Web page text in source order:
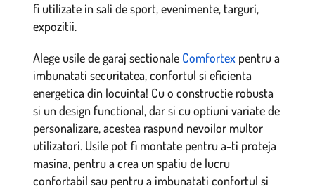
fi utilizate in sali de sport, evenimente, targuri,
expozitii.
Alege usile de garaj sectionale Comfortex pentru a
imbunatati securitatea, confortul si eficienta
energetica din locuinta! Cu o constructie robusta
si un design functional, dar si cu optiuni variate de
personalizare, acestea raspund nevoilor multor
utilizatori. Usile pot fi montate pentru a-ti proteja
masina, pentru a crea un spatiu de lucru
confortabil sau pentru a imbunatati confortul si